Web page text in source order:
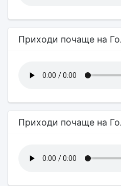
Приходи почаще на
Приходи почаще на